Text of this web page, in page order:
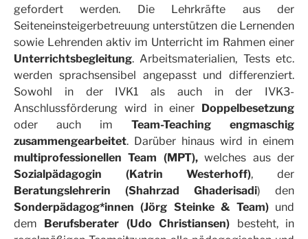
gefordert werden. Die Lehrkräfte aus der
Seiteneinsteigerbetreuung unterstützen die Lernenden
sowie Lehrenden aktiv im Unterricht im Rahmen einer
Unterrichtsbegleitung. Arbeitsmaterialien, Tests etc.
werden sprachsensibel angepasst und differenziert.
Sowohl in der IVK1 als auch in der IVK3-
Anschlussförderung wird in einer Doppelbesetzung
oder auch im Team-Teaching engmaschig
zusammengearbeitet. Darüber hinaus wird in einem
multiprofessionellen Team (MPT),welches aus der
Sozialpädagogin (Katrin Westerhoff), der
Beratungslehrerin (Shahrzad Ghaderisadi) den
Sonderpädagog*innen (Jörg Steinke & Team) und
dem Berufsberater (Udo Christiansen) besteht, in